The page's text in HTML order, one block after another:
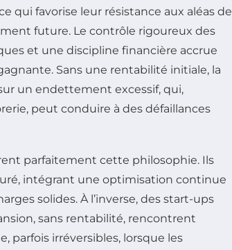
qui favorise leur résistance aux aléas de
future. Le contrôle rigoureux des
et une discipline financière accrue
Sans une rentabilité initiale, la
un endettement excessif, qui,
peut conduire à des défaillances
parfaitement cette philosophie. Ils
intégrant une optimisation continue
solides. À l’inverse, des start-ups
sans rentabilité, rencontrent
parfois irréversibles, lorsque les